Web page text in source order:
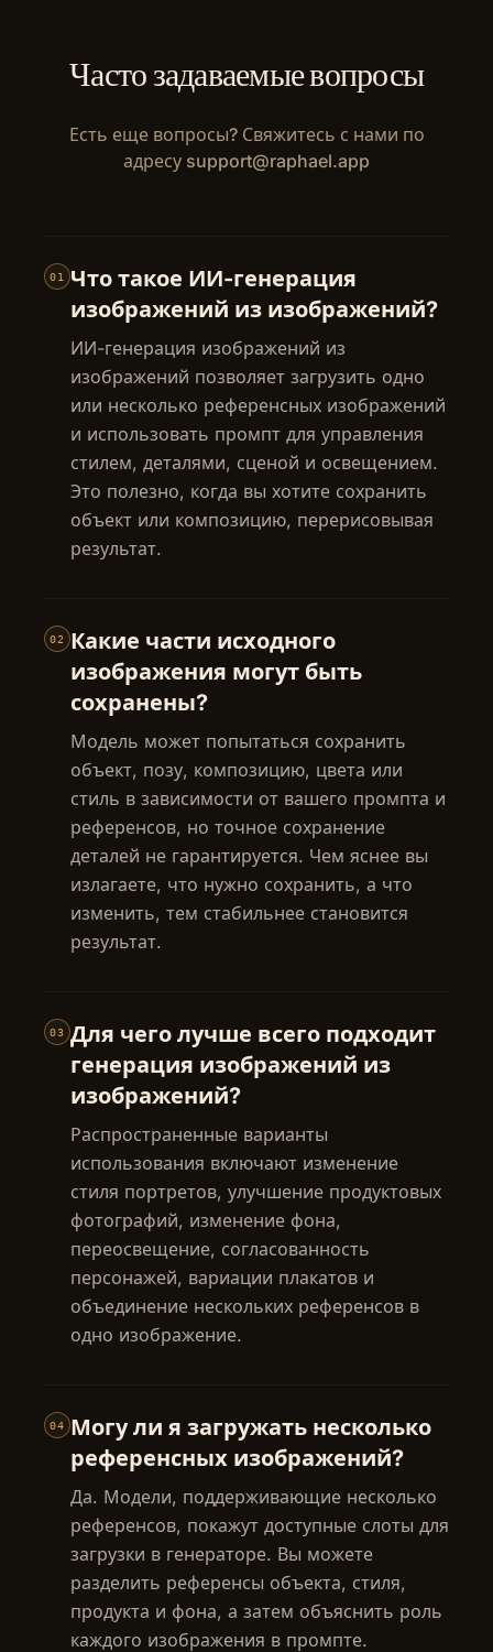
Часто задаваемые вопросы
Есть еще вопросы? Свяжитесь с нами по
адресу support@raphael.app
01
Что такое ИИ-генерация
изображений из изображений?
ИИ-генерация изображений из
изображений позволяет загрузить одно
или несколько референсных изображений
и использовать промпт для управления
стилем, деталями, сценой и освещением.
Это полезно, когда вы хотите сохранить
объект или композицию, перерисовывая
результат.
02
Какие части исходного
изображения могут быть
сохранены?
Модель может попытаться сохранить
объект, позу, композицию, цвета или
стиль в зависимости от вашего промпта и
референсов, но точное сохранение
деталей не гарантируется. Чем яснее вы
излагаете, что нужно сохранить, а что
изменить, тем стабильнее становится
результат.
03 Для чего лучше всего подходит
генерация изображений из
изображений?
Распространенные варианты
использования включают изменение
стиля портретов, улучшение продуктовых
фотографий, изменение фона,
переосвещение, согласованность
персонажей, вариации плакатов и
объединение нескольких референсов в
одно изображение.
04
Могу ли я загружать несколько
референсных изображений?
Да. Модели, поддерживающие несколько
референсов, покажут доступные слоты для
загрузки в генераторе. Вы можете
разделить референсы объекта, стиля,
продукта и фона, а затем объяснить роль
каждого изображения в промпте.